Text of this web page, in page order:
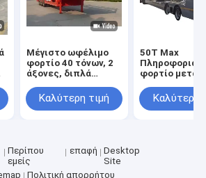
Μέγιστο ωφέλιμο
φορτίο 40 τόνων, 2
άξονες, διπλά
χωρητικότητα 8
αυτοκινήτων / 6
Καλύτερη τιμή
50T Max
φορτίο
για την
Καλύτερη
Περίπου
εμείς
επαφή
Desktop
Site
Πολιτική απορρήτου